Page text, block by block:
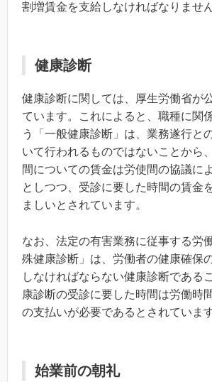
割増賃金を支給しなければなりません
健康診断
健康診断に関しては、厚生労働省が
ています。これによると、職種に関
う「一般健康診断」は、業務遂行と
いて行われるものではないことから
間についての賃金は労使間の協議に
としつつ、受診に要した時間の賃金
ましいとされています。
なお、法定の有害業務に従事する労
殊健康診断」は、労働者の健康確保
しなければならない健康診断である
康診断の受診に要した時間は労働時
の支払いが必要であるとされています
始業前の朝礼